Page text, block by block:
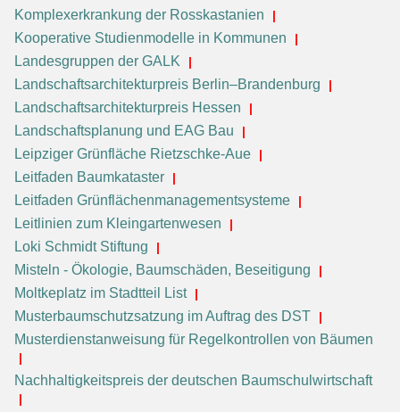
Komplexerkrankung der Rosskastanien
Kooperative Studienmodelle in Kommunen
Landesgruppen der GALK
Landschaftsarchitekturpreis Berlin–Brandenburg
Landschaftsarchitekturpreis Hessen
Landschaftsplanung und EAG Bau
Leipziger Grünfläche Rietzschke-Aue
Leitfaden Baumkataster
Leitfaden Grünflächenmanagementsysteme
Leitlinien zum Kleingartenwesen
Loki Schmidt Stiftung
Misteln - Ökologie, Baumschäden, Beseitigung
Moltkeplatz im Stadtteil List
Musterbaumschutzsatzung im Auftrag des DST
Musterdienstanweisung für Regelkontrollen von Bäumen
Nachhaltigkeitspreis der deutschen Baumschulwirtschaft